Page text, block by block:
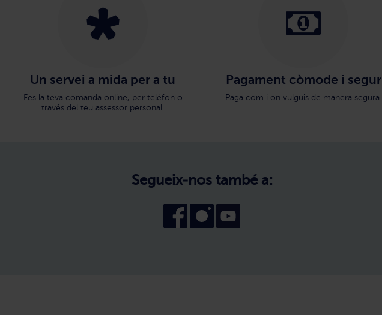
Un servei a mida per a tu
Fes la teva comanda online, per telèfon o
través del teu assessor personal.
Pagament còmode i segur
Paga com i on vulguis de manera segura.
Segueix-nos també a: